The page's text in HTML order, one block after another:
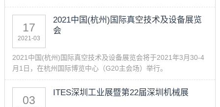
17
2021-03
2021中国(杭州)国际真空技术及设备展览
会
2021中国(杭州)国际真空技术及设备展览会将于2021年3月30-4
月1日，在杭州国际博览中心（G20主会场）举行。
03
ITES深圳工业展暨第22届深圳机械展